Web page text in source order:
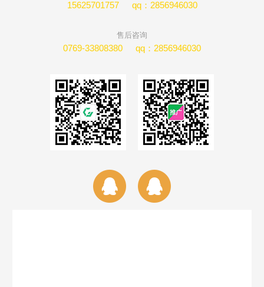
15625701757 qq：2856946030
售后咨询
0769-33808380 qq：2856946030